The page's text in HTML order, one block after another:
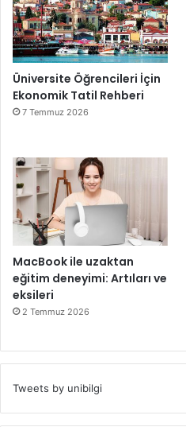
Üniversite Öğrencileri İçin
Ekonomik Tatil Rehberi
7 Temmuz 2026
MacBook ile uzaktan
eğitim deneyimi: Artıları ve
eksileri
2 Temmuz 2026
Tweets by unibilgi